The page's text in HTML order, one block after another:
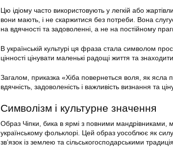
Цю ідіому часто використовують у легкій або
вони мають, і не скаржитися без потреби. Вона
на вдячності та задоволенні, а не на постійному
В українській культурі ця фраза стала символом
цінності цінувати маленькі радощі життя та
Загалом, приказка «Хіба повернеться воля, як ясла
вдячність, задоволеність і важливість визнання та
Символізм і культурне значення
Образ Чіпки, бика в ярмі з повними мандрівниками,
українському фольклорі. Цей образ уособлює як силу
зв’язок із землею та сільськогосподарськими